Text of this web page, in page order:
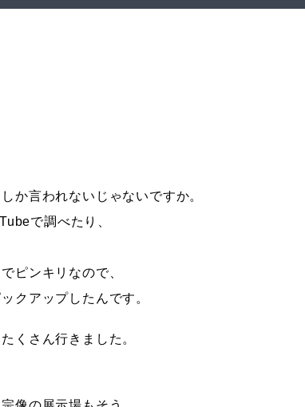
か言われないじゃないですか。
で調べたり、
ピンキリなので、
クアップしたんです。
くさん行きました。